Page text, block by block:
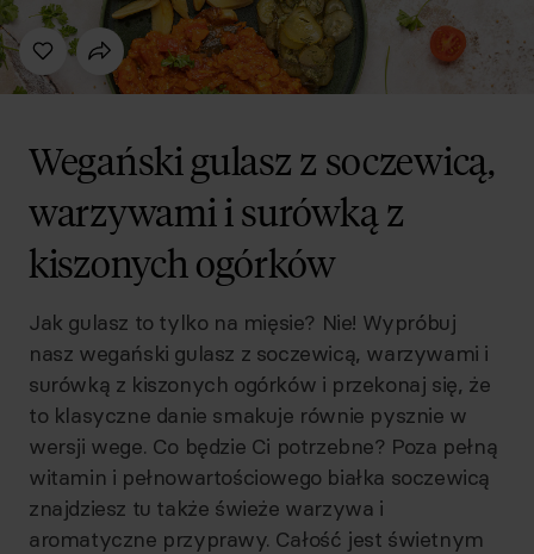
Wegański gulasz z soczewicą,
warzywami i surówką z
kiszonych ogórków
Jak gulasz to tylko na mięsie? Nie! Wypróbuj
nasz wegański gulasz z soczewicą, warzywami i
surówką z kiszonych ogórków i przekonaj się, że
to klasyczne danie smakuje równie pysznie w
wersji wege. Co będzie Ci potrzebne? Poza pełną
witamin i pełnowartościowego białka soczewicą
znajdziesz tu także świeże warzywa i
aromatyczne przyprawy. Całość jest świetnym